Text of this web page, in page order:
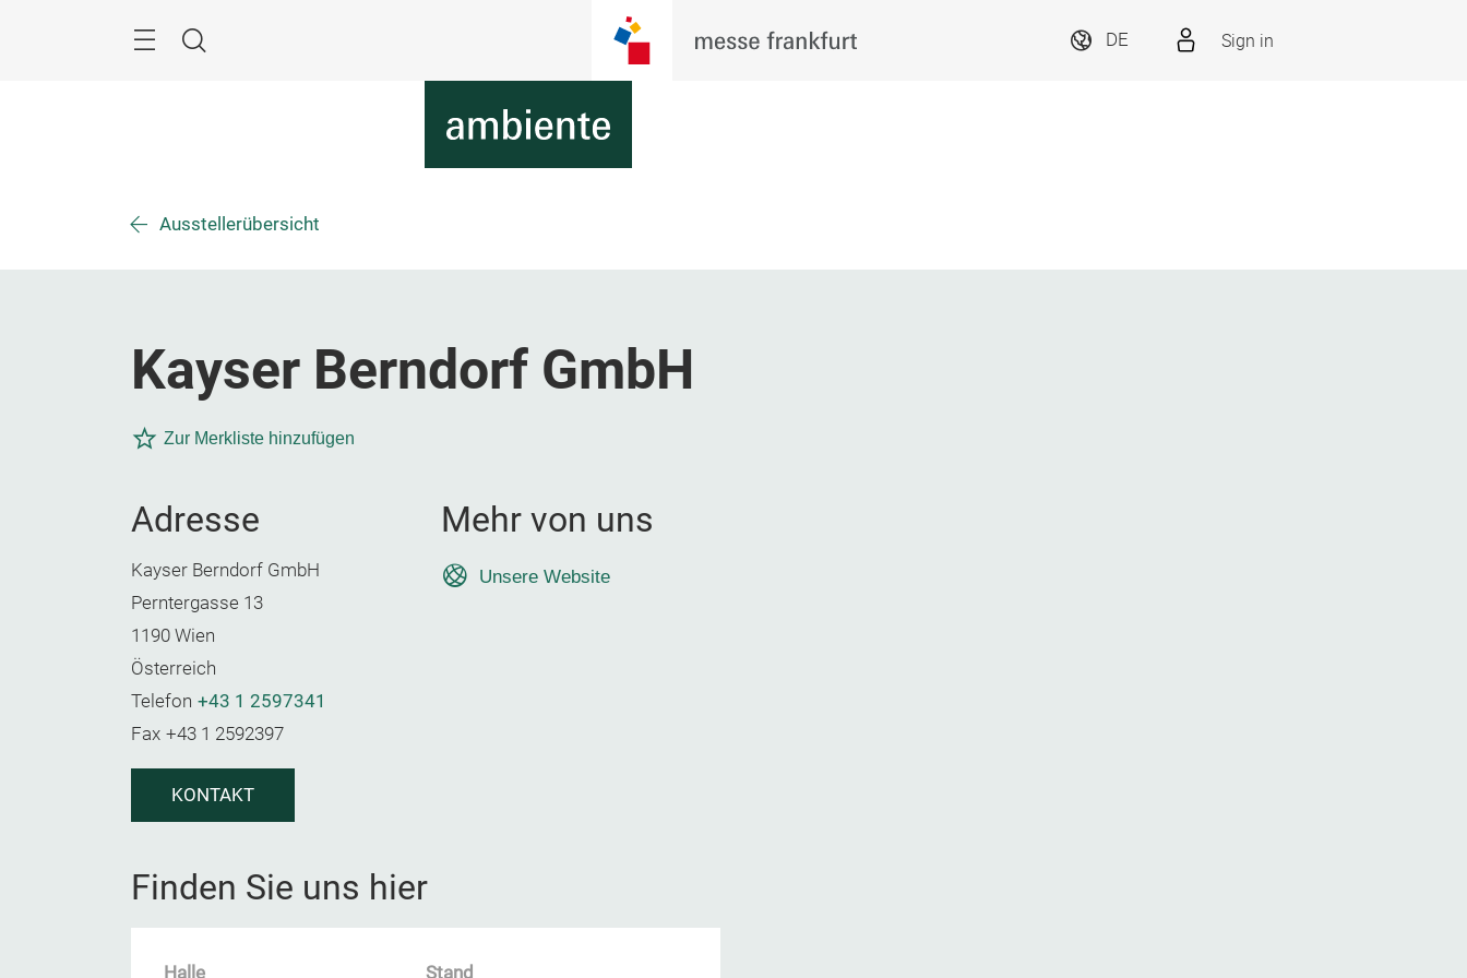
Suche
DE Sign in
Ausstellerübersicht
Kayser Berndorf GmbH
Zur Merkliste hinzufügen
Adresse
Kayser Berndorf GmbH
Perntergasse 13
1190 Wien
Österreich
Telefon +43 1 2597341
Fax +43 1 2592397
KONTAKT
Mehr von uns
Unsere Website
Finden Sie uns hier
Halle Stand